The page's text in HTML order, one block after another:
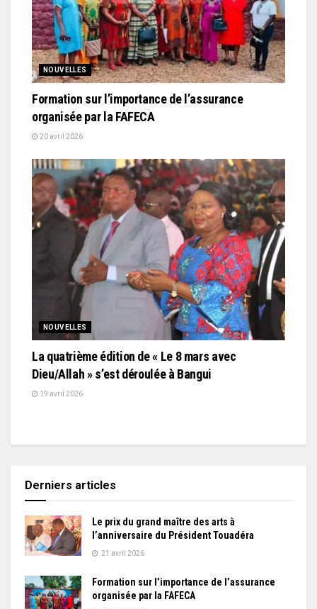
NOUVELLES
Formation sur l’importance de l’assurance
organisée par la FAFECA
20 avril 2026
NOUVELLES
La quatrième édition de « Le 8 mars avec
Dieu/Allah » s’est déroulée à Bangui
19 avril 2026
Derniers articles
Le prix du grand maître des arts à
l’anniversaire du Président Touadéra
21 avril 2026
Formation sur l’importance de l’assurance
organisée par la FAFECA